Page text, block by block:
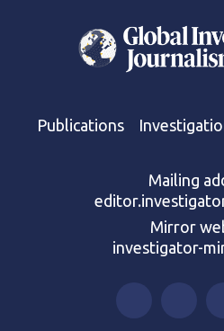
Publications
Mailing
Mirror
investigator-